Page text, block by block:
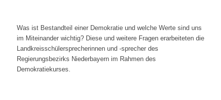
Was ist Bestandteil einer Demokratie und welche Werte sind uns
im Miteinander wichtig? Diese und weitere Fragen erarbeiteten die
Landkreisschülersprecherinnen und ‑sprecher des
Regierungsbezirks Niederbayern im Rahmen des
Demokratiekurses.